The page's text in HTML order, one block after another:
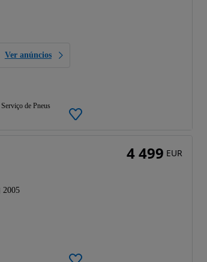
Ver anúncios
Serviço de Pneus
2005
4 499 EUR